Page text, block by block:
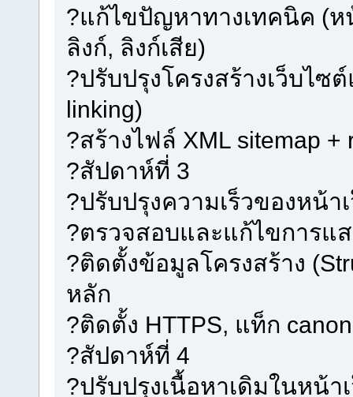
?แก้ไขปัญหาทางเทคนิค (ห
ลิงก์, ลิงก์เสีย)
?ปรับปรุงโครงสร้างเว็บไซ
linking)
?สร้างไฟล์ XML sitemap
?สัปดาห์ที่ 3
?ปรับปรุงความเร็วของหน้า
?ตรวจสอบและแก้ไขการแ
?ติดตั้งข้อมูลโครงสร้าง
หลัก
?ติดตั้ง HTTPS, แท็ก
?สัปดาห์ที่ 4
?ปรับปรุงเนื้อหาเดิมในหน้